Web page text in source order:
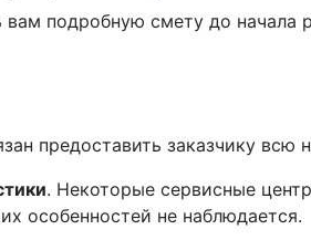
вам подробную смету до
предоставить заказчику
. Некоторые сервисные
особенностей не наблюдается.